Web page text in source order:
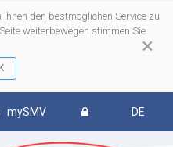
×
den bestmöglichen Service zu
weiterbewegen stimmen Sie
mySMV DE